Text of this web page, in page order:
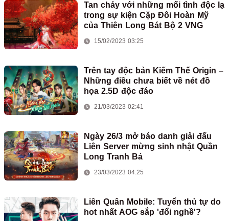
Tan chảy với những mối tình độc lạ
trong sự kiện Cặp Đôi Hoàn Mỹ
của Thiên Long Bát Bộ 2 VNG
15/02/2023 03:25
Trên tay độc bản Kiếm Thế Origin –
Những điều chưa biết về nét đồ
họa 2.5D độc đáo
21/03/2023 02:41
Ngày 26/3 mở báo danh giải đấu
Liên Server mừng sinh nhật Quần
Long Tranh Bá
23/03/2023 04:25
Liên Quân Mobile: Tuyển thủ tự do
hot nhất AOG sắp 'đổi nghề'?